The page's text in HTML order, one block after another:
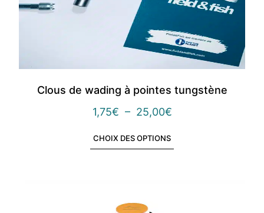
Clous de wading à pointes tungstène
1,75€ – 25,00€
CHOIX DES OPTIONS